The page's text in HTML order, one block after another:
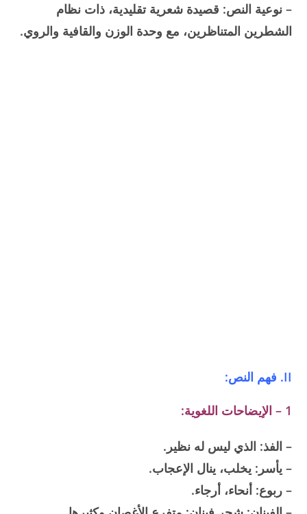
– نوعية النص: قصيدة شعرية تقليدية، ذات نظام
الشطرين المتناظرين، مع وحدة الوزن والقافية والروي.
II. فهم النص:
1 – الإيضاحات اللغوية:
– الفذ: الذي ليس له نظير.
– يأسر: يخلب، ينال الإعجاب.
– ربوع: أنحاء، أرجاء.